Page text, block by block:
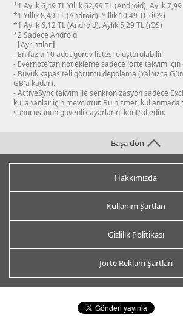
*1 Aylık 6,49 TL Yıllık 62,99 TL (Android), Aylık 7,99
*1 Yıllık 8,49 TL (Android), Yıllık 10,49 TL (iOS)
*1 Aylık 6,12 TL (Android), Aylık 5,29 TL (iOS)
*2 Sadece Android
【Ayrıntılar】
- En fazla 10 adet görev listesi oluşturulabilir.
- Evernote’tan not ekleme sadece Jorte takvim
- Büyük kapasiteli görüntü depolama (Yalnızca
GB'a kadar).
- ActiveSync takvim ile senkronizasyon sadece
kullananlar için mevcuttur. Bu hizmeti
sunucusunun güvenlik ayarlarını kontrol edin.
Hakkımızda
Kullanım Şartları
Gizlilik Politikası
Jorte Reklam Şartları
Başa dön